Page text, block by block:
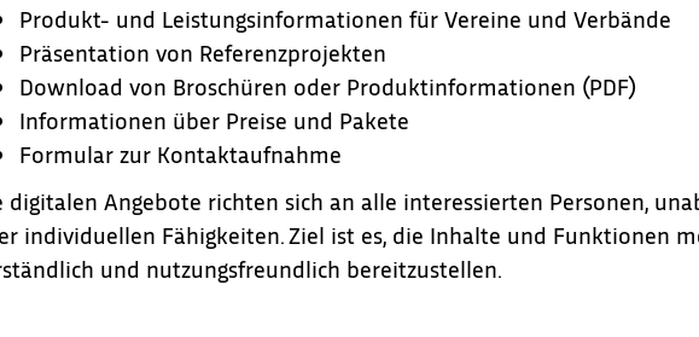
Produkt- und Leistungsinformationen für Vereine und Verbände
Präsentation von Referenzprojekten
Download von Broschüren oder Produktinformationen (PDF)
Informationen über Preise und Pakete
Formular zur Kontaktaufnahme
digitalen Angebote richten sich an alle interessierten Personen,
individuellen Fähigkeiten. Ziel ist es, die Inhalte und Funktionen
und nutzungsfreundlich bereitzustellen.